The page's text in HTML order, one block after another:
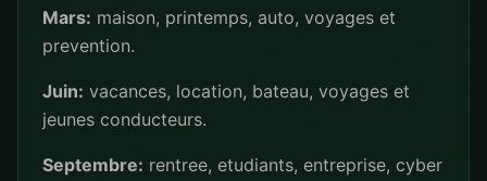
Mars: maison, printemps, auto, voyages et
prevention.
Juin: vacances, location, bateau, voyages et
jeunes conducteurs.
Septembre: rentree, etudiants, entreprise, cyber